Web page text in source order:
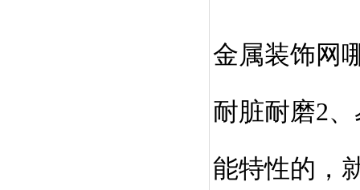
金属装饰网
耐脏耐磨2
能特性的，